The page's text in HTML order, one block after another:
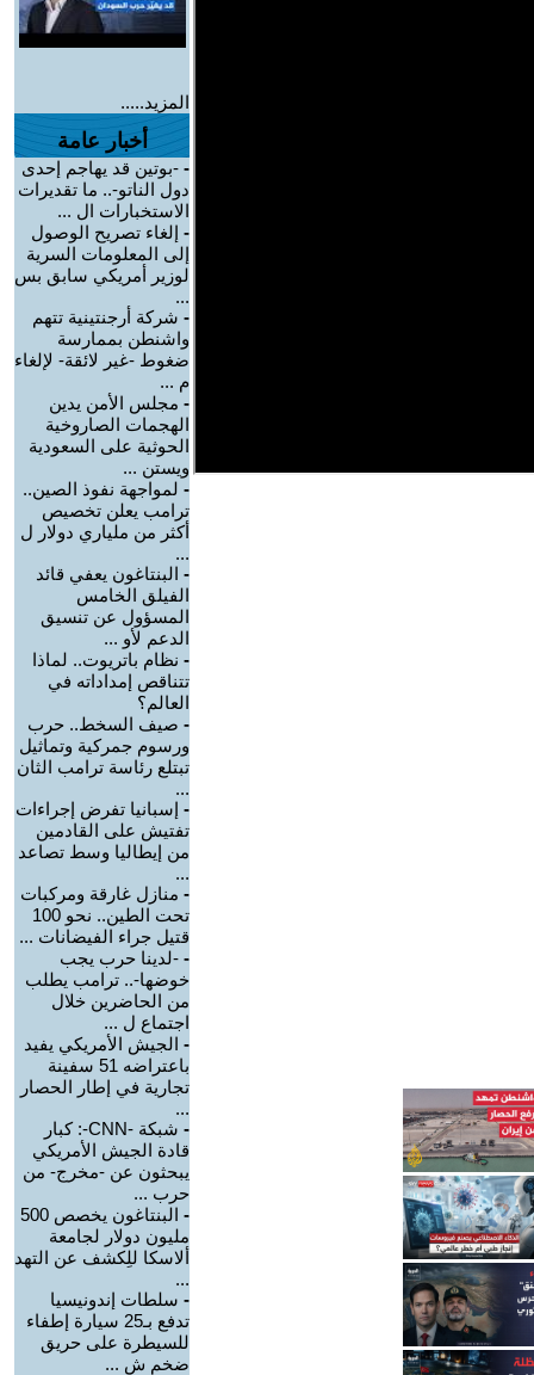
المزيد.....
أخبار عامة
- -بوتين قد يهاجم إحدى
دول الناتو-.. ما تقديرات
الاستخبارات ال ...
- إلغاء تصريح الوصول
إلى المعلومات السرية
لوزير أمريكي سابق بس
...
- شركة أرجنتينية تتهم
واشنطن بممارسة
ضغوط -غير لائقة- لإلغاء
م ...
- مجلس الأمن يدين
الهجمات الصاروخية
الحوثية على السعودية
ويستن ...
- لمواجهة نفوذ الصين..
ترامب يعلن تخصيص
أكثر من ملياري دولار ل
...
- البنتاغون يعفي قائد
الفيلق الخامس
المسؤول عن تنسيق
الدعم لأو ...
- نظام باتريوت.. لماذا
تتناقص إمداداته في
العالم؟
- صيف السخط.. حرب
ورسوم جمركية وتماثيل
تبتلع رئاسة ترامب الثان
...
- إسبانيا تفرض إجراءات
تفتيش على القادمين
من إيطاليا وسط تصاعد
...
- منازل غارقة ومركبات
تحت الطين.. نحو 100
قتيل جراء الفيضانات ...
- -لدينا حرب يجب
خوضها-.. ترامب يطلب
من الحاضرين خلال
اجتماع ل ...
- الجيش الأمريكي يفيد
باعتراضه 51 سفينة
تجارية في إطار الحصار
...
-
شبكة -CNN-: كبار
قادة الجيش الأمريكي
يبحثون عن -مخرج- من
حرب ...
-
البنتاغون يخصص 500
مليون دولار لجامعة
ألاسكا للِكشف عن التهد
...
- سلطات إندونيسيا
تدفع بـ25 سيارة إطفاء
للسيطرة على حريق
ضخم ش ...